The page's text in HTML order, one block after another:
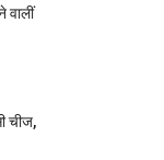
वालीं
चीज,